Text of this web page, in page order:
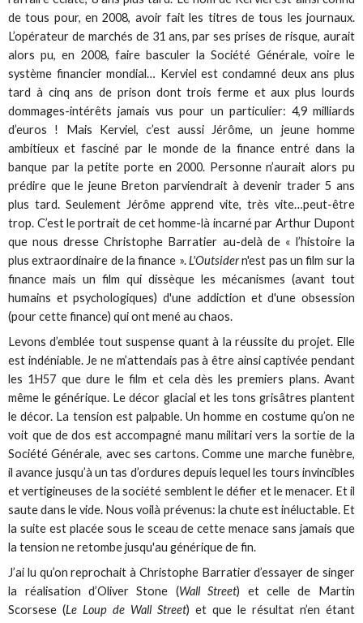
de tous pour, en 2008, avoir fait les titres de tous les journaux.
L’opérateur de marchés de 31 ans, par ses prises de risque, aurait
alors pu, en 2008, faire basculer la Société Générale, voire le
système financier mondial… Kerviel est condamné deux ans plus
tard à cinq ans de prison dont trois ferme et aux plus lourds
dommages-intérêts jamais vus pour un particulier: 4,9 milliards
d’euros ! Mais Kerviel, c’est aussi Jérôme, un jeune homme
ambitieux et fasciné par le monde de la finance entré dans la
banque par la petite porte en 2000. Personne n’aurait alors pu
prédire que le jeune Breton parviendrait à devenir trader 5 ans
plus tard. Seulement Jérôme apprend vite, très vite…peut-être
trop. C’est le portrait de cet homme-là incarné par Arthur Dupont
que nous dresse Christophe Barratier au-delà de « l’histoire la
plus extraordinaire de la finance ».L'Outsidern'est pas un film sur la
finance mais un film qui dissèque les mécanismes (avant tout
humains et psychologiques) d'une addiction et d'une obsession
(pour cette finance) qui ont mené au chaos.
Levons d’emblée tout suspense quant à la réussite du projet. Elle
est indéniable. Je ne m’attendais pas à être ainsi captivée pendant
les 1H57 que dure le film et cela dès les premiers plans. Avant
même le générique. Le décor glacial et les tons grisâtres plantent
le décor. La tension est palpable. Un homme en costume qu’on ne
voit que de dos est accompagné manu militari vers la sortie de la
Société Générale, avec ses cartons. Comme une marche funèbre,
il avance jusqu’à un tas d’ordures depuis lequel les tours invincibles
et vertigineuses de la société semblent le défier et le menacer. Et il
saute dans le vide. Nous voilà prévenus: la chute est inéluctable. Et
la suite est placée sous le sceau de cette menace sans jamais que
la tension ne retombe jusqu'au générique de fin.
J’ai lu qu’on reprochait à Christophe Barratier d’essayer de singer
la réalisation d’Oliver Stone (Wall Street) et celle de Martin
Scorsese (Le Loup de Wall Street) et que le résultat n’en étant